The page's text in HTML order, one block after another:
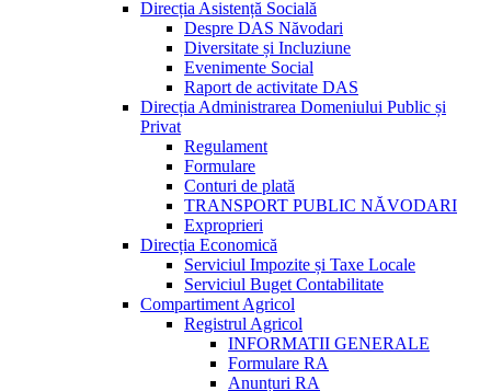
Direcția Asistență Socială
Despre DAS Năvodari
Diversitate și Incluziune
Evenimente Social
Raport de activitate DAS
Direcția Administrarea Domeniului Public și
Privat
Regulament
Formulare
Conturi de plată
TRANSPORT PUBLIC NĂVODARI
Exproprieri
Direcția Economică
Serviciul Impozite și Taxe Locale
Serviciul Buget Contabilitate
Compartiment Agricol
Registrul Agricol
INFORMATII GENERALE
Formulare RA
Anunțuri RA